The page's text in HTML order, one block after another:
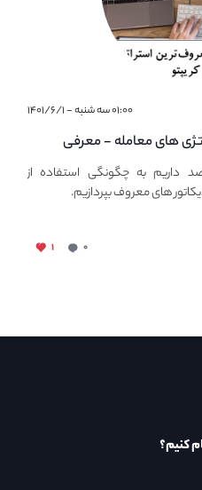
۰۱:۰۰ سه شنبه - ۱۴۰۱/۶/۱
های معامله - معرفی
داریم به چگونگی استفاده از
های معروف بپردازیم.
۰ ۱
کنیم؟